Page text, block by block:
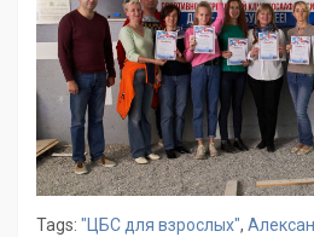
Tags: "ЦБС для взрослых",